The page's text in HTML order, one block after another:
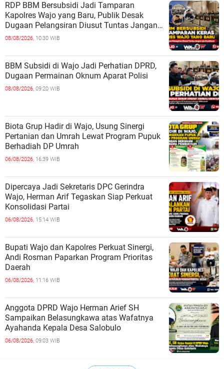
RDP BBM Bersubsidi Jadi Tamparan
Kapolres Wajo yang Baru, Publik Desak
Dugaan Pelangsiran Diusut Tuntas Jangan
ada Pembiaran
08/08/2026, 10:30 WIB
BBM Subsidi di Wajo Jadi Perhatian DPRD,
Dugaan Permainan Oknum Aparat Polisi
08/08/2026, 09:20 WIB
Biota Grup Hadir di Wajo, Usung Sinergi
Pertanian dan Umrah Lewat Program Pupuk
Berhadiah DP Umrah
06/08/2026, 16:39 WIB
Dipercaya Jadi Sekretaris DPC Gerindra
Wajo, Herman Arif Tegaskan Siap Perkuat
Konsolidasi Partai
06/08/2026, 15:14 WIB
Bupati Wajo dan Kapolres Perkuat Sinergi,
Andi Rosman Paparkan Program Prioritas
Daerah
06/08/2026, 11:16 WIB
Anggota DPRD Wajo Herman Arief SH
Sampaikan Belasungkawa atas Wafatnya
Ayahanda Kepala Desa Salobulo
06/08/2026, 09:03 WIB